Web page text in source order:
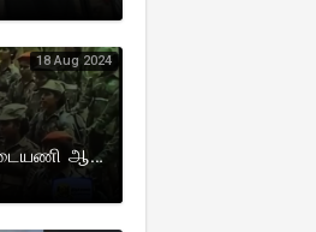
18 Aug 2024
தமிழீழ மகளிர் படையணி ஆரம்பித்த நாள் 18.08.1985